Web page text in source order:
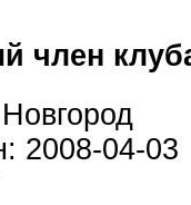
член
2008-04-03